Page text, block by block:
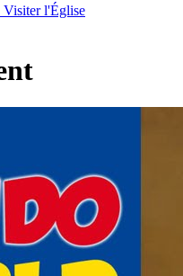
Visiter l'Église